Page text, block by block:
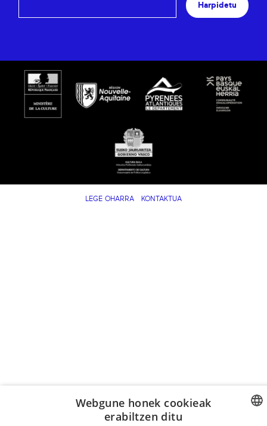
Harpidetu
LEGE OHARRA KONTAKTUA
Webgune honek cookieak
erabiltzen ditu